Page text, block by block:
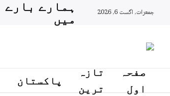
جمعرات, اگست 6, 2026 ہمارے بارے
میں
صفحہ
اول
تازہ
ترین
پاکستان